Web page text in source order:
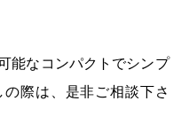
能なコンパクトでシンプ
際は、是非ご相談下さ